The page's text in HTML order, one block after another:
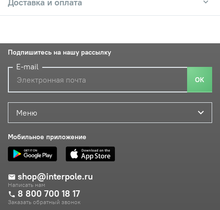
Меню
Мобильное приложение
shop@interpole.ru
Написать нам
8 800 700 18 17
Заказать обратный звонок
Подпишитесь на нашу рассылку
E-mail
ОК